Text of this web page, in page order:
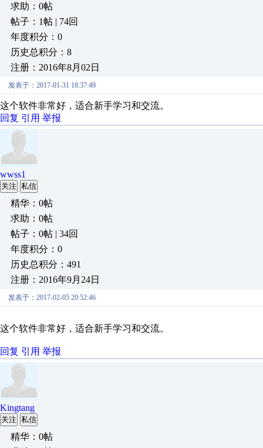
求助：0帖
帖子：1帖 | 74回
年度积分：0
历史总积分：8
注册：2016年8月02日
发表于：2017-01-31 18:37:49
这个软件非常好，适合新手学习和交流。
回复 引用 举报
wwss1
关注 私信
精华：0帖
求助：0帖
帖子：0帖 | 34回
年度积分：0
历史总积分：491
注册：2016年9月24日
发表于：2017-02-05 20:52:46
这个软件非常好，适合新手学习和交流。
回复 引用 举报
Kingtang
关注 私信
精华：0帖